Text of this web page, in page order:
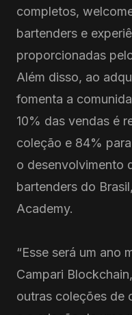
completos,
bartenders e
proporcionadas
Além disso, ao
fomenta a
10% das vendas é
coleção e 84%
o desenvolvimento
bartenders do
Academy.
“Esse será um ano
Campari
outras coleções de